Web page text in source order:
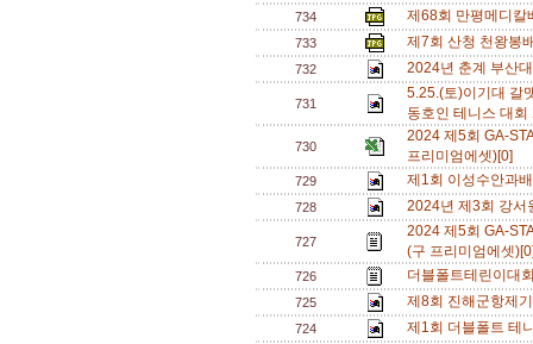
734 제68회 만평메디
733 제7회 산청 천왕봉
732 2024년 춘계 부산
731
5.25.(토)이기대 갈
동호인 테니스 대
730
2024 제5회 GA-
프리미엄에셋)[0]
729 제1회 이성수안과
728 2024년 제3회 강
727
2024 제5회 GA-
(구 프리미엄에셋
726 더블폴트테린이대
725 제8회 진해군항제
724 제1회 더블폴트 테